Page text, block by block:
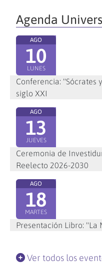
Agenda
AGO
10
LUNES
Conferencia: "Sócrates
siglo XXI
AGO
13
JUEVES
Ceremonia de
Reelecto 2026-2030
AGO
18
MARTES
Presentación Libro: "La
Ver todos los